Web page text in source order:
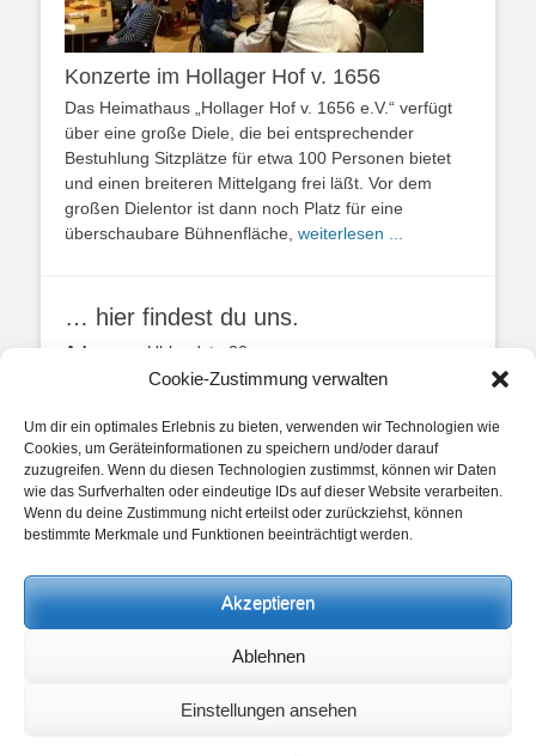
Cookie-Zustimmung verwalten
Um dir ein optimales Erlebnis zu bieten, verwenden wir Technologien wie
Cookies, um Geräteinformationen zu speichern und/oder darauf
zuzugreifen. Wenn du diesen Technologien zustimmst, können wir Daten
wie das Surfverhalten oder eindeutige IDs auf dieser Website verarbeiten.
Wenn du deine Zustimmung nicht erteilst oder zurückziehst, können
bestimmte Merkmale und Funktionen beeinträchtigt werden.
Akzeptieren
Ablehnen
Einstellungen ansehen
Konzerte im Hollager Hof v. 1656
Das Heimathaus „Hollager Hof v. 1656 e.V.“ verfügt
über eine große Diele, die bei entsprechender
Bestuhlung Sitzplätze für etwa 100 Personen bietet
und einen breiteren Mittelgang frei läßt. Vor dem
großen Dielentor ist dann noch Platz für eine
überschaubare Bühnenfläche, weiterlesen ...
… hier findest du uns.
Adresse: Uhlandstr. 20
49134 Wallenhorst
unsere Posts
Beitragskategorien